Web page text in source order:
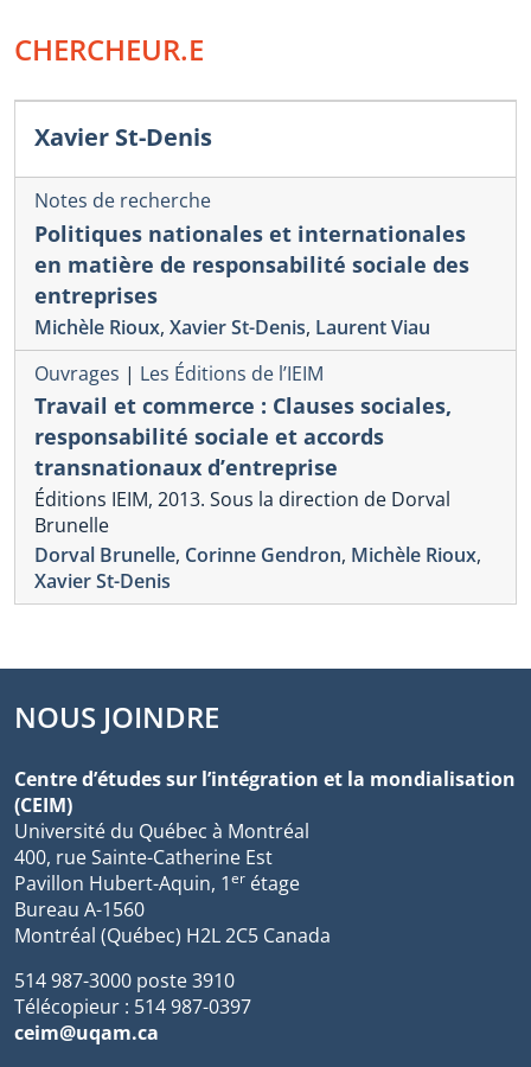
CHERCHEUR.E
Xavier St-Denis
Notes de recherche
Politiques nationales et internationales
en matière de responsabilité sociale des
entreprises
Michèle Rioux, Xavier St-Denis, Laurent Viau
Ouvrages | Les Éditions de l’IEIM
Travail et commerce : Clauses sociales,
responsabilité sociale et accords
transnationaux d’entreprise
Éditions IEIM, 2013. Sous la direction de Dorval
Brunelle
Dorval Brunelle, Corinne Gendron, Michèle Rioux,
Xavier St-Denis
NOUS JOINDRE
Centre d’études sur l’intégration et la mondialisation
(CEIM)
Université du Québec à Montréal
400, rue Sainte-Catherine Est
Pavillon Hubert-Aquin, 1er étage
Bureau A-1560
Montréal (Québec) H2L 2C5 Canada
514 987-3000 poste 3910
Télécopieur : 514 987-0397
ceim@uqam.ca